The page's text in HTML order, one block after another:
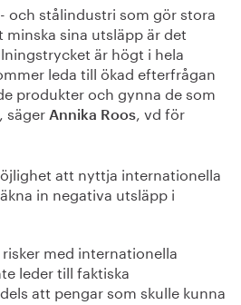
och stålindustri som gör stora
sina utsläpp är det
är högt i hela
leda till ökad efterfrågan
produkter och gynna de som
säger Annika Roos, vd för
att nyttja internationella
in negativa utsläpp i
med internationella
leder till faktiska
att pengar som skulle kunna